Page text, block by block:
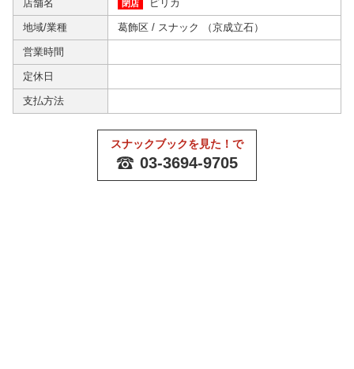
店舗名 閉店 ピリカ
地域/業種 葛飾区 / スナック （京成立石）
営業時間
定休日
支払方法
スナックブックを見た！で
03-3694-9705